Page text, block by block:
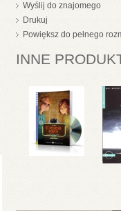
Wyślij do znajomego
Drukuj
Powiększ do pełnego
INNE